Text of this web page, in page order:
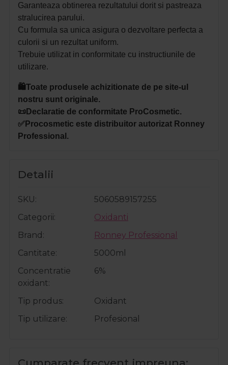
Garanteaza obtinerea rezultatului dorit si pastreaza
stralucirea parului.
Cu formula sa unica asigura o dezvoltare perfecta a
culorii si un rezultat uniform.
Trebuie utilizat in conformitate cu instructiunile de
utilizare.
🛍️Toate produsele achizitionate de pe site-ul
nostru sunt originale.
📜Declaratie de conformitate ProCosmetic.
✅Procosmetic este distribuitor autorizat Ronney
Professional.
Detalii
SKU
5060589157255
Categorii
Oxidanti
Brand
Ronney Professional
Cantitate
5000ml
Concentratie
oxidant
6%
Tip produs
Oxidant
Tip utilizare
Profesional